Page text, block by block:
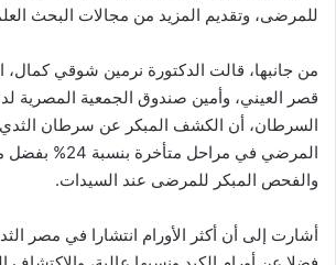
للمرضى، وتقديم المزيد من مجالات البحث
من جانبها، قالت الدكتورة نرمين شوقي
قصر العيني، وأمين صندوق الجمعية المصرية
السرطان، أن الكشف المبكر عن سرطان
المرضي في مراحل
والفحص المبكر للمرضى عند السيدات.
أشارت إلى أن أكثر الأورام انتشارا في مصر